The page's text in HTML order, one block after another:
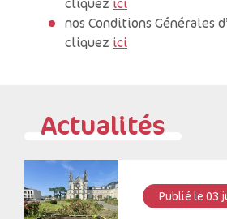
nos Conditions Générales
cliquez ici
Actualités
Publié le 03